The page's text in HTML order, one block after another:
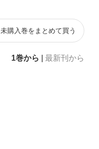
未購入巻をまとめて買う
1巻から 最新刊から